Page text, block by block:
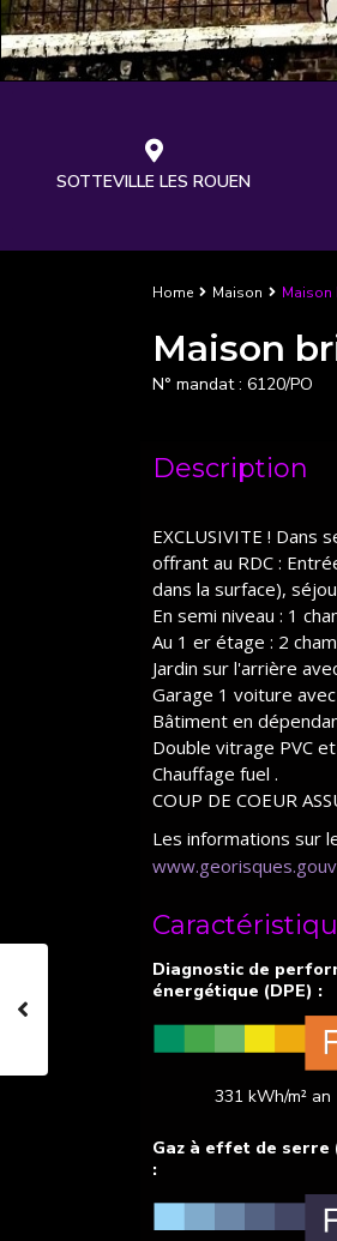
SOTTEVILLE LES ROUEN
Home Maison Maison
Maison
N° mandat : 6120/PO
Description
EXCLUSIVITE ! Dans
offrant au RDC :
dans la surface),
En semi niveau : 1
Au 1 er étage : 2
Jardin sur l'arrière
Garage 1 voiture
Bâtiment en
Double vitrage PVC
Chauffage fuel .
COUP DE COEUR
Les informations sur
331 kWh/m² an